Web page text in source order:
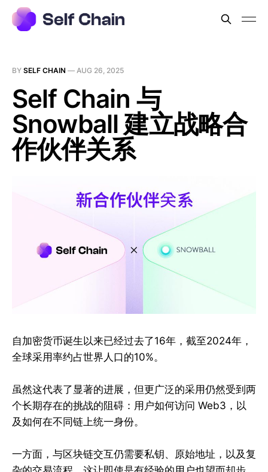
BY SELF CHAIN — AUG 26, 2025
Self Chain 与
Snowball 建立战略合
作伙伴关系
自加密货币诞生以来已经过去了16年，截至2024年，
全球采用率约占世界人口的10%。
虽然这代表了显著的进展，但更广泛的采用仍然受到两
个长期存在的挑战的阻碍：用户如何访问 Web3，以
及如何在不同链上统一身份。
一方面，与区块链交互仍需要私钥、原始地址，以及复